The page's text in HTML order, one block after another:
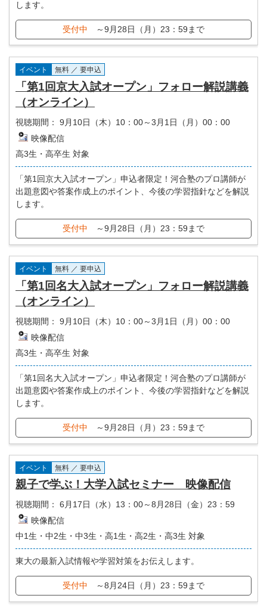
します。
受付中 ～9月28日（月）23：59まで
イベント 無料 ／ 要申込
「第1回京大入試オープン」フォロー解説講義
（オンライン）
視聴期間：
9月10日（木）10：00～3月1日（月）00：00
映像配信
高3生・高卒生 対象
「第1回京大入試オープン」申込者限定！河合塾のプロ講師が
出題意図や答案作成上のポイント、今後の学習指針などを解説
します。
受付中 ～9月28日（月）23：59まで
イベント 無料 ／ 要申込
「第1回名大入試オープン」フォロー解説講義
（オンライン）
視聴期間：
9月10日（木）10：00～3月1日（月）00：00
映像配信
高3生・高卒生 対象
「第1回名大入試オープン」申込者限定！河合塾のプロ講師が
出題意図や答案作成上のポイント、今後の学習指針などを解説
します。
受付中 ～9月28日（月）23：59まで
イベント 無料 ／ 要申込
親子で学ぶ！大学入試セミナー 映像配信
視聴期間：
6月17日（水）13：00～8月28日（金）23：59
映像配信
中1生・中2生・中3生・高1生・高2生・高3生 対象
東大の最新入試情報や学習対策をお伝えします。
受付中 ～8月24日（月）23：59まで